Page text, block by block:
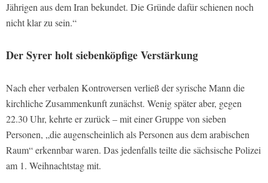
Jährigen aus dem Iran bekundet. Die Gründe dafür schienen noch
nicht klar zu sein.“
Der Syrer holt siebenköpfige Verstärkung
Nach eher verbalen Kontroversen verließ der syrische Mann die
kirchliche Zusammenkunft zunächst. Wenig später aber, gegen
22.30 Uhr, kehrte er zurück – mit einer Gruppe von sieben
Personen, „die augenscheinlich als Personen aus dem arabischen
Raum“ erkennbar waren. Das jedenfalls teilte die sächsische Polizei
am 1. Weihnachtstag mit.